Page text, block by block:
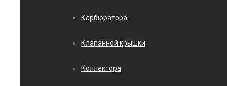
Карбюратора
Клапанной крышки
Коллектора